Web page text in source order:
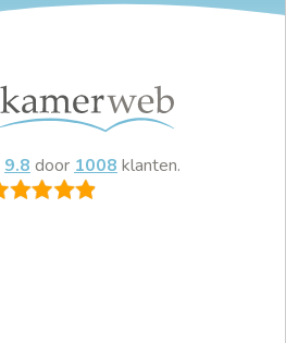
9.8door1008klanten.